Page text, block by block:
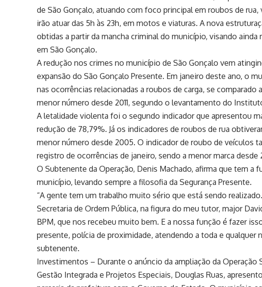
de São Gonçalo, atuando com foco principal em roubos de
irão atuar das 5h às 23h, em motos e viaturas. A nova
obtidas a partir da mancha criminal do município, visando
em São Gonçalo.
A redução nos crimes no município de São Gonçalo vem
expansão do São Gonçalo Presente. Em janeiro deste ano, o
nas ocorrências relacionadas a roubos de carga, se comparado
menor número desde 2011, segundo o levantamento do
A letalidade violenta foi o segundo indicador que apresentou
redução de 78,79%. Já os indicadores de roubos de rua
menor número desde 2005. O indicador de roubo de veículos
registro de ocorrências de janeiro, sendo a menor marca desde
O Subtenente da Operação, Denis Machado, afirma que tem a
município, levando sempre a filosofia da Segurança Presente.
“A gente tem um trabalho muito sério que está sendo
Secretaria de Ordem Pública, na figura do meu tutor, major
BPM, que nos recebeu muito bem. E a nossa função é fazer
presente, polícia de proximidade, atendendo a toda e qualquer
subtenente.
Investimentos – Durante o anúncio da ampliação da Operação
Gestão Integrada e Projetos Especiais, Douglas Ruas,